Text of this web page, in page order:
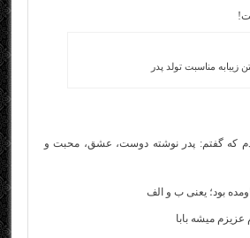
زیبابه مناسبت تولد پدر
که گفتم: پدر نوشته دوست، عشق، محبت و
بود؛ یعنی ب و الف
میشه بابا